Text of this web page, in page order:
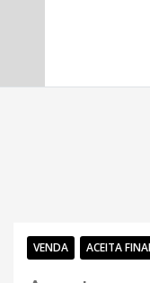
VENDA ACEITA